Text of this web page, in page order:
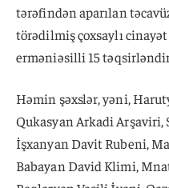
tərəfindən aparılan
törədilmiş çoxsaylı
erməniəsilli 15
Həmin şəxslər, yəni,
Qukasyan Arkadi Arşaviri,
İşxanyan Davit Rubeni,
Babayan David Klimi,